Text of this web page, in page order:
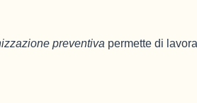
preventiva permette di